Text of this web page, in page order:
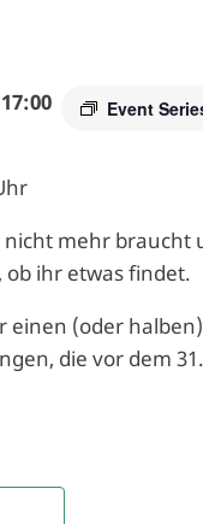
17:00 Event
nicht mehr braucht
ihr etwas findet.
einen (oder
die vor dem